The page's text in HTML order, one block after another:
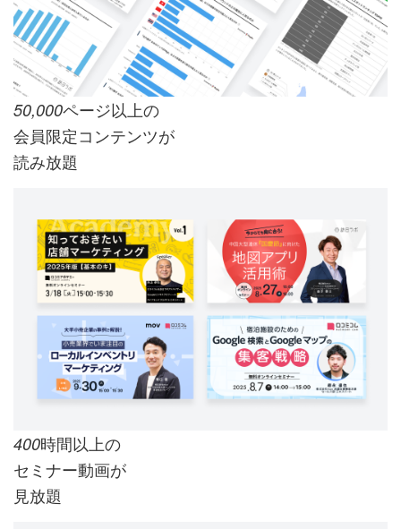
50,000ページ以上の
会員限定コンテンツが
読み放題
400時間以上の
セミナー動画が
見放題